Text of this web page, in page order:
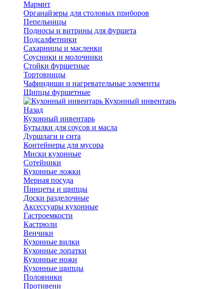
Мармит
Органайзеры для столовых приборов
Пепельницы
Подносы и витрины для фуршета
Подсалфетники
Сахарницы и масленки
Соусники и молочники
Стойки фуршетные
Тортовницы
Чафиндиши и нагревательные элементы
Щипцы фуршетные
Кухонный инвентарь
Назад
Кухонный инвентарь
Бутылки для соусов и масла
Дуршлаги и сита
Контейнеры для мусора
Миски кухонные
Сотейники
Кухонные ложки
Мерная посуда
Пинцеты и щипцы
Доски разделочные
Аксессуары кухонные
Гастроемкости
Кастрюли
Венчики
Кухонные вилки
Кухонные лопатки
Кухонные ножи
Кухонные щипцы
Половники
Противени